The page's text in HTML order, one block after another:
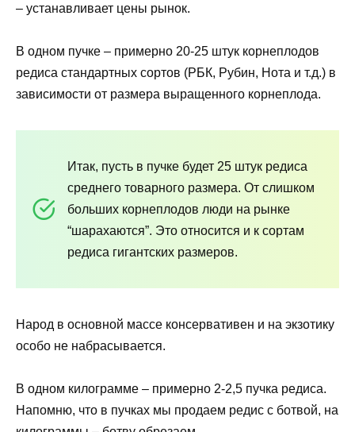
– устанавливает цены рынок.
В одном пучке – примерно 20-25 штук корнеплодов
редиса стандартных сортов (РБК, Рубин, Нота и т.д.) в
зависимости от размера выращенного корнеплода.
Итак, пусть в пучке будет 25 штук редиса
среднего товарного размера. От слишком
больших корнеплодов люди на рынке
“шарахаются”. Это относится и к сортам
редиса гигантских размеров.
Народ в основной массе консервативен и на экзотику
особо не набрасывается.
В одном килограмме – примерно 2-2,5 пучка редиса.
Напомню, что в пучках мы продаем редис с ботвой, на